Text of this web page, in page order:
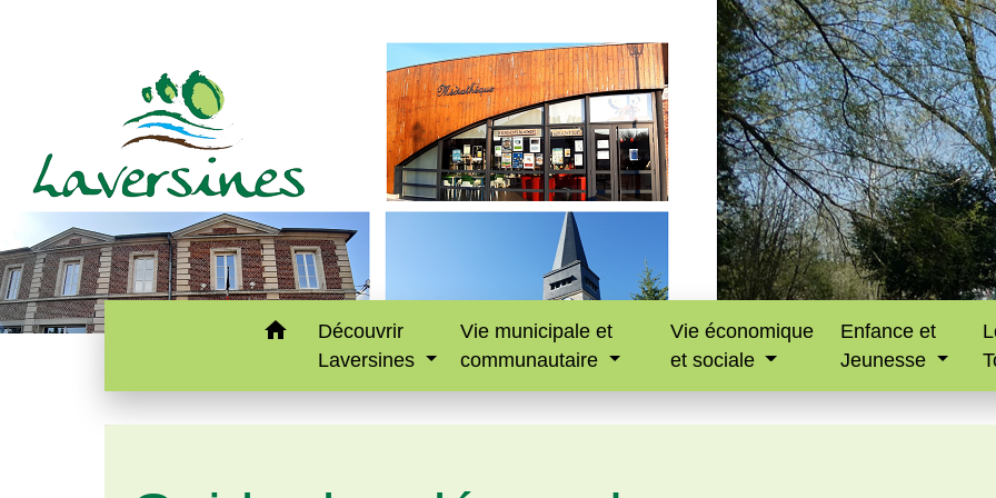
home
Découvrir
Laversines
Vie municipale et
communautaire
Vie économique
et sociale
Enfance et
Jeunesse